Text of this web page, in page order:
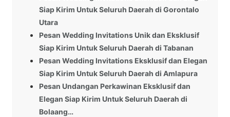
Siap Kirim Untuk Seluruh Daerah di Gorontalo
Utara
Pesan Wedding Invitations Unik dan Eksklusif
Siap Kirim Untuk Seluruh Daerah di Tabanan
Pesan Wedding Invitations Eksklusif dan Elegan
Siap Kirim Untuk Seluruh Daerah di Amlapura
Pesan Undangan Perkawinan Eksklusif dan
Elegan Siap Kirim Untuk Seluruh Daerah di
Bolaang…